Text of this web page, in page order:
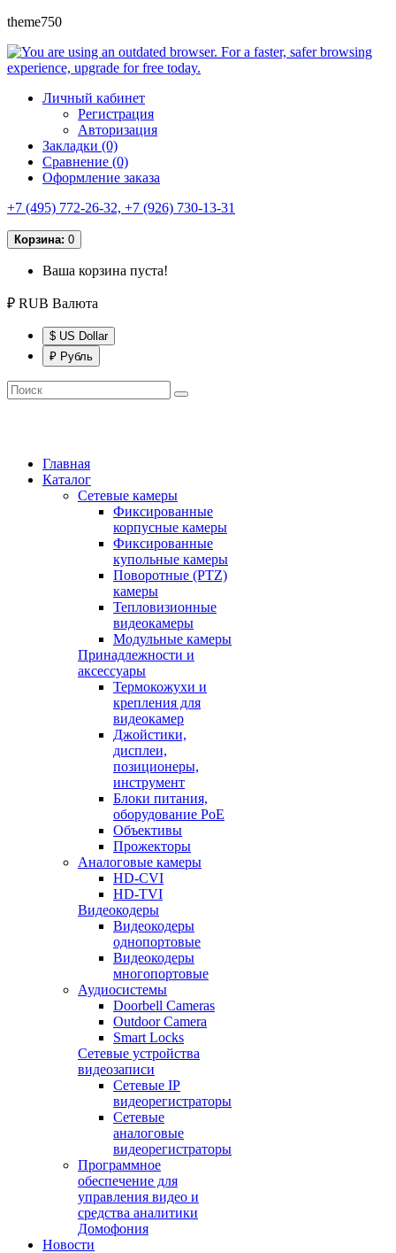
theme750
Личный кабинет
Регистрация
Авторизация
Закладки (0)
Сравнение (0)
Оформление заказа
+7 (495) 772-26-32, +7 (926) 730-13-31
Корзина: 0
Ваша корзина пуста!
₽ RUB Валюта
$ US Dollar
₽ Рубль
Главная
Каталог
Сетевые камеры
Фиксированные
корпусные камеры
Фиксированные
купольные камеры
Поворотные (PTZ)
камеры
Тепловизионные
видеокамеры
Модульные камеры
Принадлежности и
аксессуары
Термокожухи и
крепления для
видеокамер
Джойстики,
дисплеи,
позиционеры,
инструмент
Блоки питания,
оборудование PoE
Объективы
Прожекторы
Аналоговые камеры
HD-CVI
HD-TVI
Видеокодеры
Видеокодеры
однопортовые
Видеокодеры
многопортовые
Аудиосистемы
Doorbell Cameras
Outdoor Camera
Smart Locks
Сетевые устройства
видеозаписи
Сетевые IP
видеорегистраторы
Сетевые
аналоговые
видеорегистраторы
Программное
обеспечение для
управления видео и
средства аналитики
Домофония
Новости